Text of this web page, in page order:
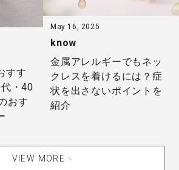
すす
・40
おす
May 16, 2025
know
金属アレルギーでもネッ
クレスを着けるには？症
状を出さないポイントを
紹介
VIEW MORE